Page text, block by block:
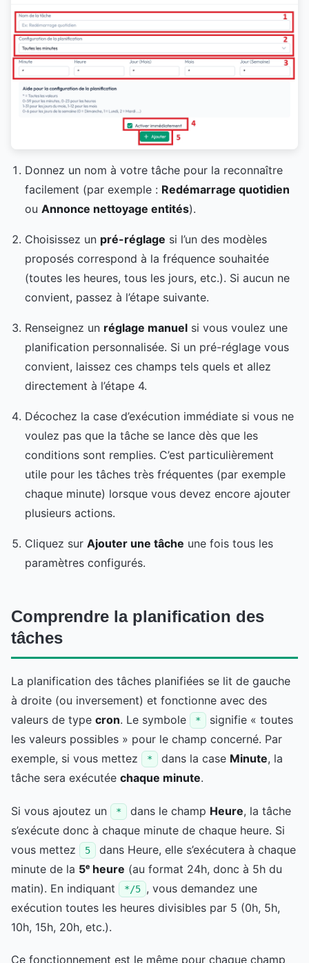
Donnez un nom à votre tâche pour la reconnaître
facilement (par exemple : Redémarrage quotidien
ou Annonce nettoyage entités).
Choisissez un pré-réglage si l’un des modèles
proposés correspond à la fréquence souhaitée
(toutes les heures, tous les jours, etc.). Si aucun ne
convient, passez à l’étape suivante.
Renseignez un réglage manuel si vous voulez une
planification personnalisée. Si un pré-réglage vous
convient, laissez ces champs tels quels et allez
directement à l’étape 4.
Décochez la case d’exécution immédiate si vous ne
voulez pas que la tâche se lance dès que les
conditions sont remplies. C’est particulièrement
utile pour les tâches très fréquentes (par exemple
chaque minute) lorsque vous devez encore ajouter
plusieurs actions.
Cliquez sur Ajouter une tâche une fois tous les
paramètres configurés.
Comprendre la planification des
tâches
La planification des tâches planifiées se lit de gauche
à droite (ou inversement) et fonctionne avec des
valeurs de type cron. Le symbole *
signifie « toutes
les valeurs possibles » pour le champ concerné. Par
exemple, si vous mettez
* dans la case Minute, la
tâche sera exécutée chaque minute.
Si vous ajoutez un * dans le champ Heure, la tâche
s’exécute donc à chaque minute de chaque heure. Si
vous mettez
5
dans Heure, elle s’exécutera à chaque
minute de la 5ᵉ heure (au format 24h, donc à 5h du
matin). En indiquant
*/5 , vous demandez une
exécution toutes les heures divisibles par 5 (0h, 5h,
10h, 15h, 20h, etc.).
Ce fonctionnement est le même pour chaque champ